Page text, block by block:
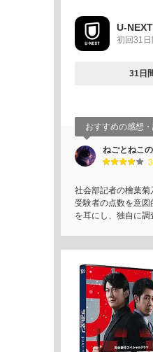
U-NEXT
初回31
31日
おすすめの感想
ねごとねこ
社会部記者の檜葉
受験者の点数を意
を耳にし、独自に